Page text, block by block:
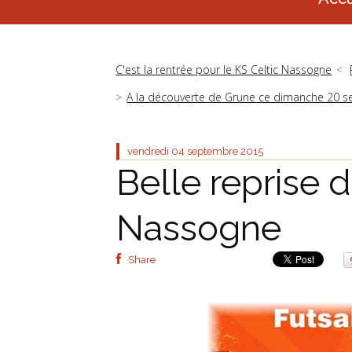
C'est la rentrée pour le KS Celtic Nassogne
A la découverte de Grune ce dimanche 20
vendredi 04 septembre 2015
Belle reprise
Nassogne
Share